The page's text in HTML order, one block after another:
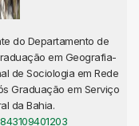
do Departamento de
em Geografia-
de Sociologia em Rede
Graduação em Serviço
da Bahia.